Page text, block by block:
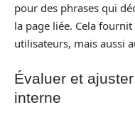
pour des phrases qui
la page liée. Cela
utilisateurs, mais aussi
Évaluer et
interne